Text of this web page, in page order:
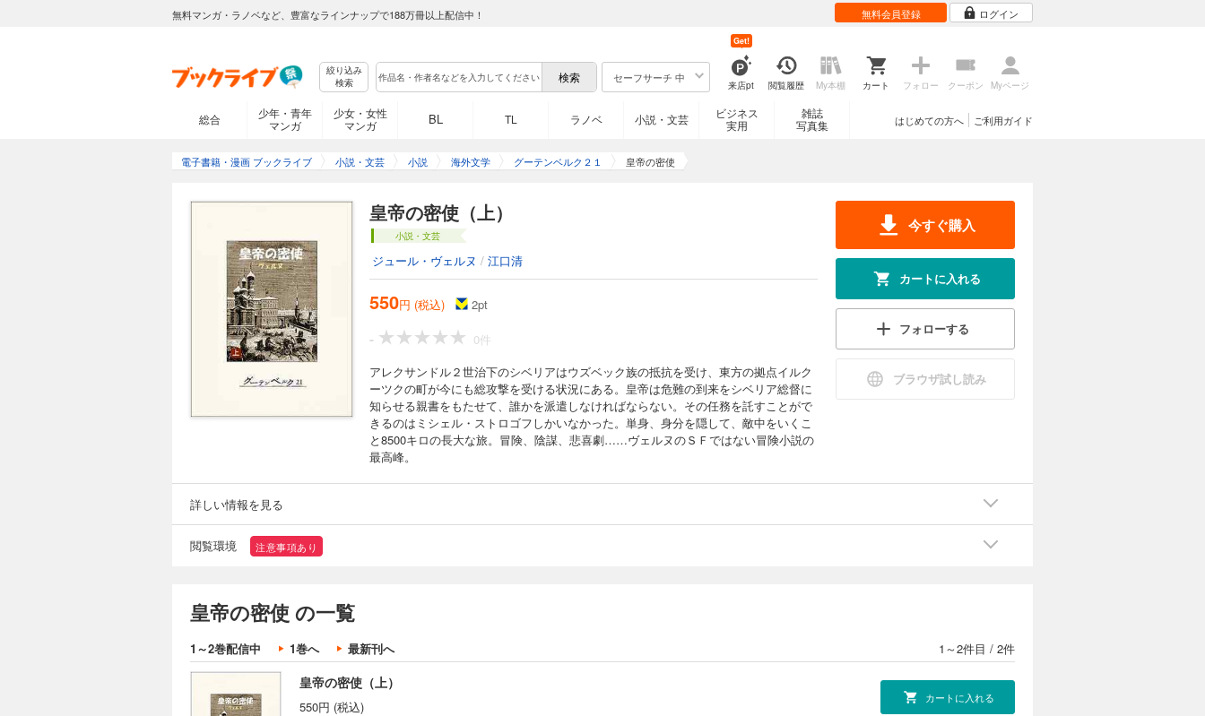
無料マンガ・ラノベなど、豊富なラインナップで188万冊以上配信中！ 無料会員登録 ログイン
絞り込み
検索
セーフサーチ 中
来店pt
Get!
閲覧履歴 My本棚 カート フォロー クーポン Myページ
総合
少年・青年
マンガ
少女・女性
マンガ
BL TL ラノベ 小説・文芸
ビジネス
実用
雑誌
写真集
ご利用ガイド
はじめての方へ
電子書籍・漫画 ブックライブ 小説・文芸 小説 海外文学 グーテンベルク２１ 皇帝の密使
皇帝の密使（上）
小説・文芸
ジュール・ヴェルヌ / 江口清
550円 (税込) 2pt
-
0件
アレクサンドル２世治下のシベリアはウズベック族の抵抗を受け、東方の拠点イルク
ーツクの町が今にも総攻撃を受ける状況にある。皇帝は危難の到来をシベリア総督に
知らせる親書をもたせて、誰かを派遣しなければならない。その任務を託すことがで
きるのはミシェル・ストロゴフしかいなかった。単身、身分を隠して、敵中をいくこ
と8500キロの長大な旅。冒険、陰謀、悲喜劇……ヴェルヌのＳＦではない冒険小説の
最高峰。
今すぐ購入
カートに入れる
フォローする
ブラウザ試し読み
詳しい情報を見る
閲覧環境 注意事項あり
皇帝の密使 の一覧
1～2巻配信中 1巻へ 最新刊へ 1～2件目 / 2件
皇帝の密使（上）
550円 (税込)
カートに入れる